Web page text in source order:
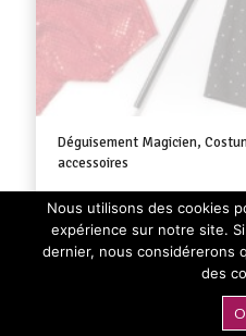
Déguisement Magicien,
accessoires
32,90€ TTC
Nous utilisons des cookies
expérience sur notre site.
dernier, nous considérerons
des